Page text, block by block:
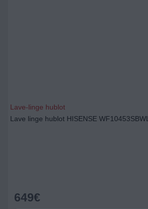
Lave-linge hublot
Lave linge hublot HISENSE WF10453SBWL
649€